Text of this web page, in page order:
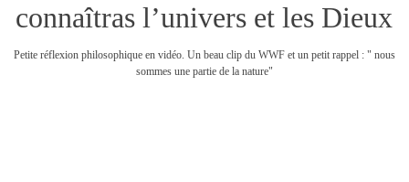
connaîtras l’univers et les Dieux
Petite réflexion philosophique en vidéo. Un beau clip du WWF et un petit rappel : " nous
sommes une partie de la nature"